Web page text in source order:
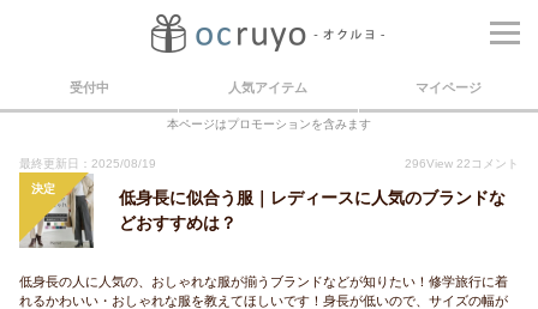
受付中 人気アイテム マイページ
本ページはプロモーションを含みます
最終更新日：2025/08/19 296View 22 コメント
決定
低身長に似合う服｜レディースに人気のブランドな
どおすすめは？
低身長の人に人気の、おしゃれな服が揃うブランドなどが知りたい！修学旅行に着
れるかわいい・おしゃれな服を教えてほしいです！身長が低いので、サイズの幅が